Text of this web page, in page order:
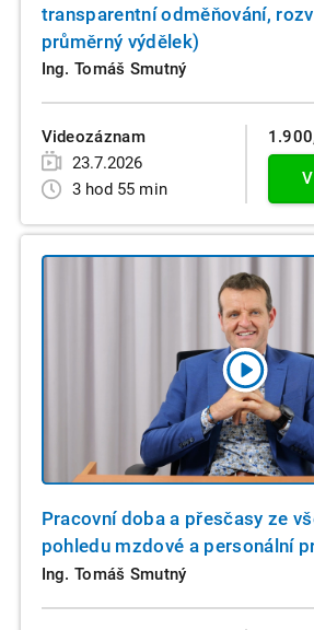
transparentní odměňování,
průměrný výdělek)
Ing. Tomáš Smutný
Videozáznam
23.7.2026
3 hod 55 min
Pracovní doba a přesčasy ze
pohledu mzdové a personální
Ing. Tomáš Smutný